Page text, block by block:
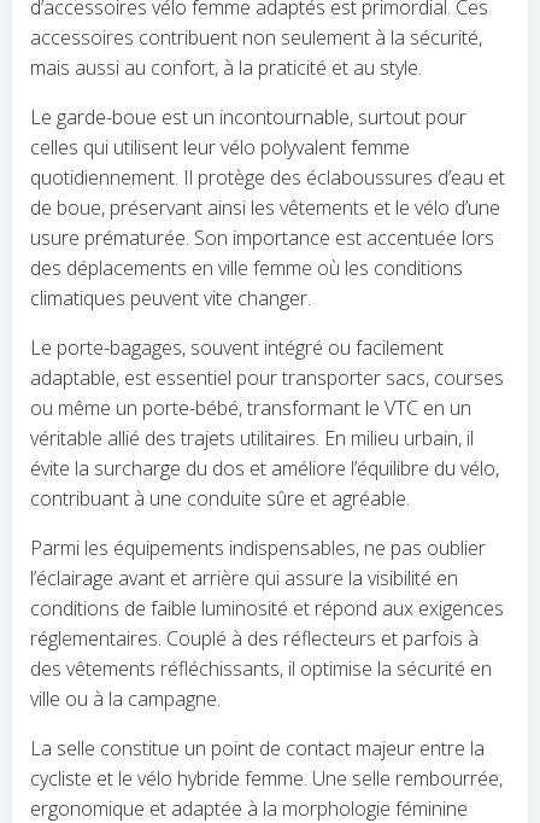
d’accessoires vélo femme adaptés est primordial. Ces
accessoires contribuent non seulement à la sécurité,
mais aussi au confort, à la praticité et au style.
Le garde-boue est un incontournable, surtout pour
celles qui utilisent leur vélo polyvalent femme
quotidiennement. Il protège des éclaboussures d’eau et
de boue, préservant ainsi les vêtements et le vélo d’une
usure prématurée. Son importance est accentuée lors
des déplacements en ville femme où les conditions
climatiques peuvent vite changer.
Le porte-bagages, souvent intégré ou facilement
adaptable, est essentiel pour transporter sacs, courses
ou même un porte-bébé, transformant le VTC en un
véritable allié des trajets utilitaires. En milieu urbain, il
évite la surcharge du dos et améliore l’équilibre du vélo,
contribuant à une conduite sûre et agréable.
Parmi les équipements indispensables, ne pas oublier
l’éclairage avant et arrière qui assure la visibilité en
conditions de faible luminosité et répond aux exigences
réglementaires. Couplé à des réflecteurs et parfois à
des vêtements réfléchissants, il optimise la sécurité en
ville ou à la campagne.
La selle constitue un point de contact majeur entre la
cycliste et le vélo hybride femme. Une selle rembourrée,
ergonomique et adaptée à la morphologie féminine